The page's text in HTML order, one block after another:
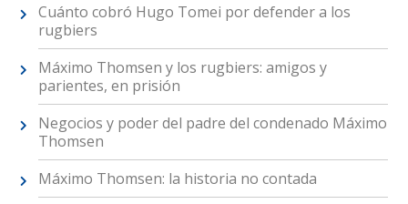
Cuánto cobró Hugo Tomei por defender a los
rugbiers
Máximo Thomsen y los rugbiers: amigos y
parientes, en prisión
Negocios y poder del padre del condenado Máximo
Thomsen
Máximo Thomsen: la historia no contada